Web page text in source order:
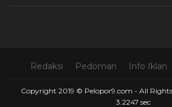
Redaksi Pedoman Info Iklan
Copyright 2019 © Pelopor9.com - All Rights
3.2247 sec